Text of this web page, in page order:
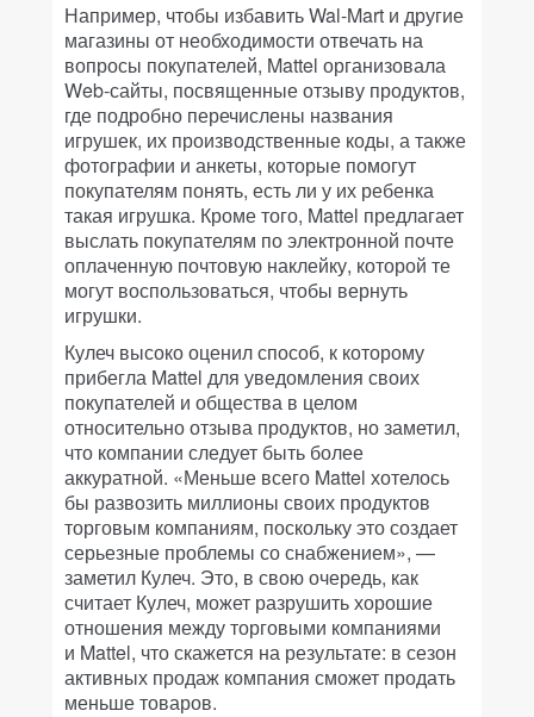
Например, чтобы избавить Wal-Mart и другие
магазины от необходимости отвечать на
вопросы покупателей, Mattel организовала
Web-сайты, посвященные отзыву продуктов,
где подробно перечислены названия
игрушек, их производственные коды, а также
фотографии и анкеты, которые помогут
покупателям понять, есть ли у их ребенка
такая игрушка. Кроме того, Mattel предлагает
выслать покупателям по электронной почте
оплаченную почтовую наклейку, которой те
могут воспользоваться, чтобы вернуть
игрушки.
Кулеч высоко оценил способ, к которому
прибегла Mattel для уведомления своих
покупателей и общества в целом
относительно отзыва продуктов, но заметил,
что компании следует быть более
аккуратной. «Меньше всего Mattel хотелось
бы развозить миллионы своих продуктов
торговым компаниям, поскольку это создает
серьезные проблемы со снабжением», —
заметил Кулеч. Это, в свою очередь, как
считает Кулеч, может разрушить хорошие
отношения между торговыми компаниями
и Mattel, что скажется на результате: в сезон
активных продаж компания сможет продать
меньше товаров.